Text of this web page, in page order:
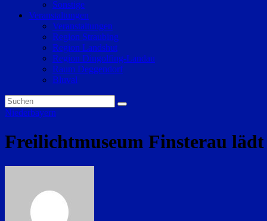
Sonstige
Veranstaltungen
Veranstaltungen
Region Straubing
Region Landshut
Region Dingolfing-Landau
Raum Deggendorf
Bluval
Niederbayern
Freilichtmuseum Finsterau